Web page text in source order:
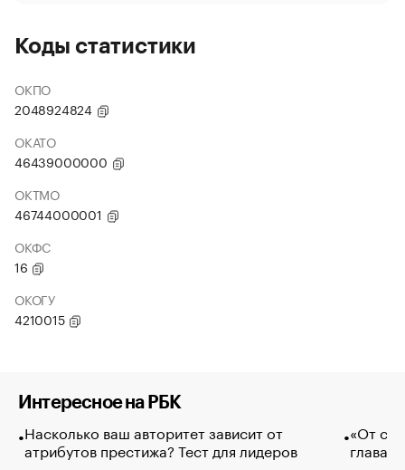
Коды статистики
ОКПО
2048924824
ОКАТО
46439000000
ОКТМО
46744000001
ОКФС
16
ОКОГУ
4210015
Интересное на РБК
Насколько ваш авторитет зависит от
атрибутов престижа? Тест для лидеров
«От
глава